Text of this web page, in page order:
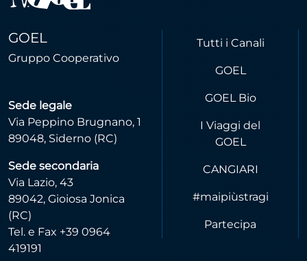
GOEL
Gruppo Cooperativo
Sede legale
Via Peppino Brugnano, 1
89048, Siderno (RC)
Sede secondaria
Via Lazio, 43
89042, Gioiosa Jonica
(RC)
Tel. e Fax +39 0964
419191
Tutti i Canali
GOEL
GOEL Bio
I Viaggi del
GOEL
CANGIARI
#maipiùstragi
Partecipa